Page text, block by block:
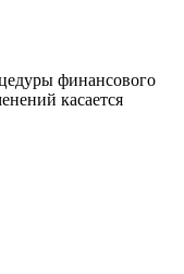
финансового
касается